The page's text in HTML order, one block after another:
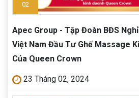
02
Apec Group - Tập Đoàn BĐS
Việt Nam Đầu Tư Ghế Massage
Của Queen Crown
23 Tháng 02, 2024